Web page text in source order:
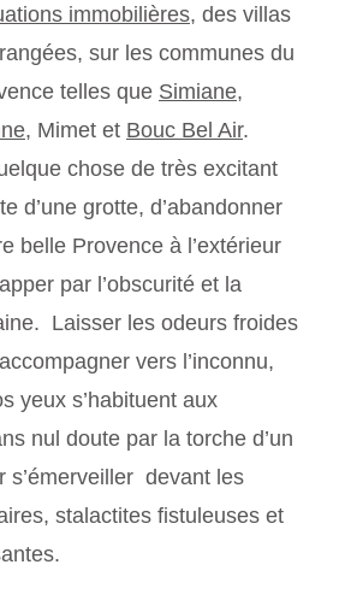
immobilières, des villas
sur les communes du
telles que Simiane,
, Mimet et Bouc Bel Air.
chose de très excitant
d’une grotte, d’abandonner
belle Provence à l’extérieur
par l’obscurité et la
Laisser les odeurs froides
vers l’inconnu,
yeux s’habituent aux
nul doute par la torche d’un
s’émerveiller devant les
stalactites fistuleuses et